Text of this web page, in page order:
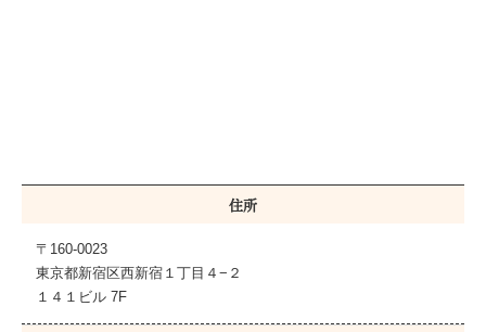
住所
〒160-0023
東京都新宿区西新宿１丁目４−２
１４１ビル 7F